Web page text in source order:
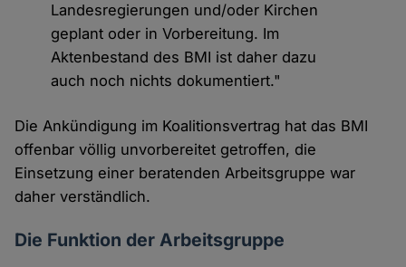
Landesregierungen und/oder Kirchen
geplant oder in Vorbereitung. Im
Aktenbestand des BMI ist daher dazu
auch noch nichts dokumentiert."
Die Ankündigung im Koalitionsvertrag hat das BMI
offenbar völlig unvorbereitet getroffen, die
Einsetzung einer beratenden Arbeitsgruppe war
daher verständlich.
Die Funktion der Arbeitsgruppe